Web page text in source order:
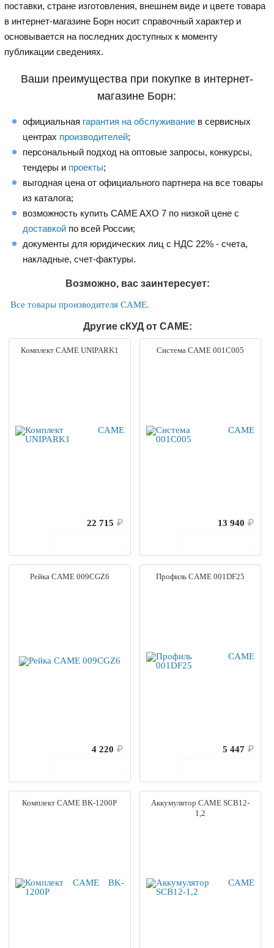
поставки, стране изготовления, внешнем виде и цвете товара
в интернет-магазине Борн носит справочный характер и
основывается на последних доступных к моменту
публикации сведениях.
Ваши преимущества при покупке в интернет-
магазине Борн:
официальная гарантия на обслуживание в сервисных
центрах производителей;
персональный подход на оптовые запросы, конкурсы,
тендеры и проекты;
выгодная цена от официального партнера на все товары
из каталога;
возможность купить CAME AXO 7 по низкой цене с
доставкой по всей России;
документы для юридических лиц с НДС 22% - счета,
накладные, счет-фактуры.
Возможно, вас заинтересует:
Все товары производителя CAME.
Другие сКУД от CAME:
Комплект CAME UNIPARK1
22 715 ₽
Система CAME 001C005
13 940 ₽
Рейка CAME 009CGZ6
4 220 ₽
Профиль CAME 001DF25
5 447 ₽
Комплект CAME BK-1200P
Аккумулятор CAME SCB12-
1,2